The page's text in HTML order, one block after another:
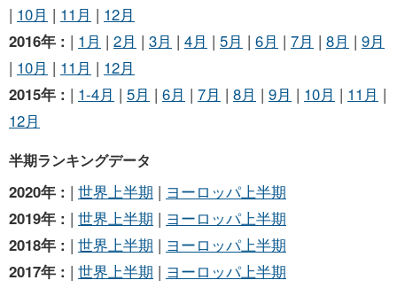
| 10月 | 11月 | 12月
2016年 : | 1月 | 2月 | 3月 | 4月 | 5月 | 6月 | 7月 | 8月 | 9月
| 10月 | 11月 | 12月
2015年 : | 1-4月 | 5月 | 6月 | 7月 | 8月 | 9月 | 10月 | 11月 |
12月
半期ランキングデータ
2020年 : | 世界上半期 | ヨーロッパ上半期
2019年 : | 世界上半期 | ヨーロッパ上半期
2018年 : | 世界上半期 | ヨーロッパ上半期
2017年 : | 世界上半期 | ヨーロッパ上半期